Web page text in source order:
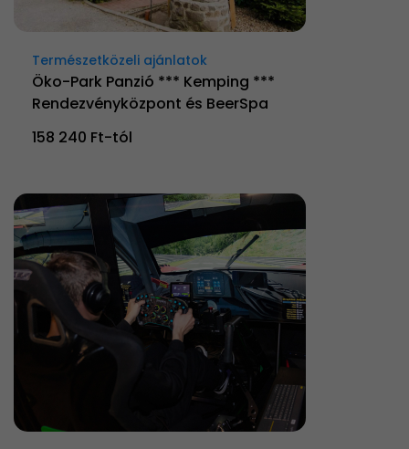
Természetközeli ajánlatok
Öko-Park Panzió *** Kemping ***
Rendezvényközpont és BeerSpa
158 240 Ft-tól